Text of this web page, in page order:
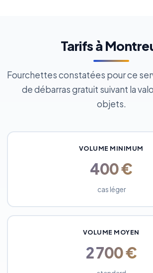
Tarifs à
Fourchettes constatées pour ce
de débarras gratuit suivant la
objets.
VOLUME MINIMUM
400 €
cas léger
VOLUME MOYEN
2 700 €